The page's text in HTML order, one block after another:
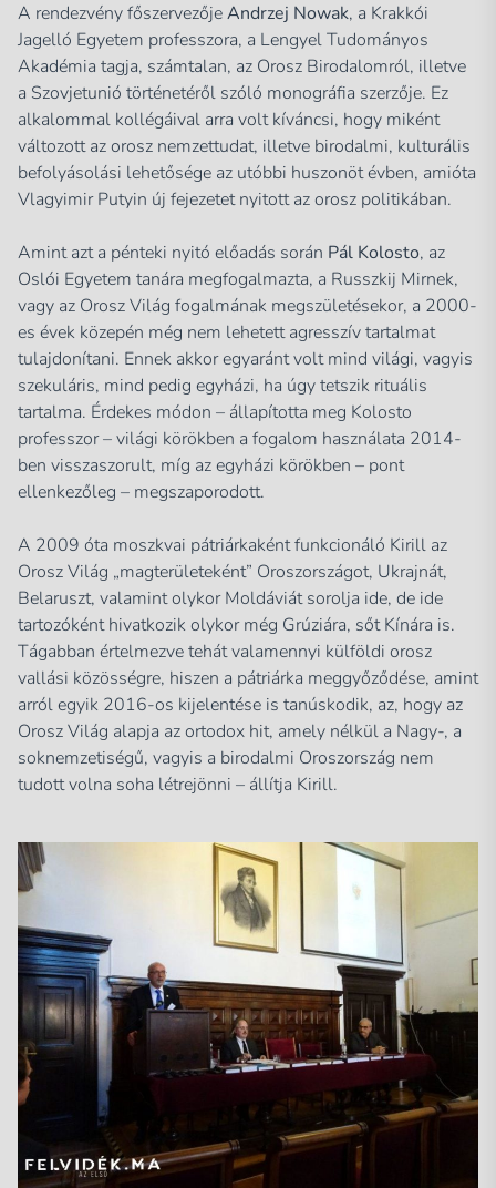
A rendezvény főszervezőjeAndrzej Nowak, a Krakkói
Jagelló Egyetem professzora, a Lengyel Tudományos
Akadémia tagja, számtalan, az Orosz Birodalomról, illetve
a Szovjetunió történetéről szóló monográfia szerzője. Ez
alkalommal kollégáival arra volt kíváncsi, hogy miként
változott az orosz nemzettudat, illetve birodalmi, kulturális
befolyásolási lehetősége az utóbbi huszonöt évben, amióta
Vlagyimir Putyin új fejezetet nyitott az orosz politikában.
Amint azt a pénteki nyitó előadás során Pál Kolosto, az
Oslói Egyetem tanára megfogalmazta, a Russzkij Mirnek,
vagy az Orosz Világ fogalmának megszületésekor, a 2000-
es évek közepén még nem lehetett agresszív tartalmat
tulajdonítani. Ennek akkor egyaránt volt mind világi, vagyis
szekuláris, mind pedig egyházi, ha úgy tetszik rituális
tartalma. Érdekes módon – állapította meg Kolosto
professzor – világi körökben a fogalom használata 2014-
ben visszaszorult, míg az egyházi körökben – pont
ellenkezőleg – megszaporodott.
A 2009 óta moszkvai pátriárkaként funkcionáló Kirill az
Orosz Világ „magterületeként” Oroszországot, Ukrajnát,
Belaruszt, valamint olykor Moldáviát sorolja ide, de ide
tartozóként hivatkozik olykor még Grúziára, sőt Kínára is.
Tágabban értelmezve tehát valamennyi külföldi orosz
vallási közösségre, hiszen a pátriárka meggyőződése, amint
arról egyik 2016-os kijelentése is tanúskodik, az, hogy az
Orosz Világ alapja az ortodox hit, amely nélkül a Nagy-, a
soknemzetiségű, vagyis a birodalmi Oroszország nem
tudott volna soha létrejönni – állítja Kirill.